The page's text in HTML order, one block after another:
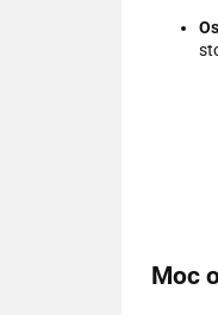
Moc